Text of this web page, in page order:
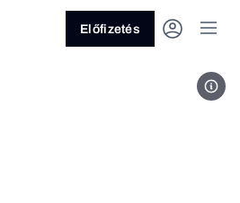
Előfizetés